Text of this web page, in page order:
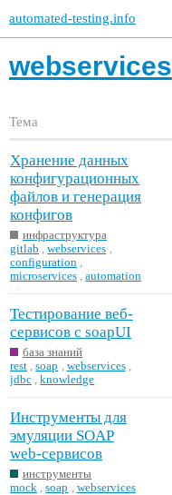
automated-testing.info
webservices
Тема
Хранение данных
конфигурационных
файлов и генерация
конфигов
инфраструктура
gitlab
,webservices
configuration
microservices ,automation
Тестирование веб-
сервисов с soapUI
база знаний
rest ,soap webservices
jdbc ,knowledge
Инструменты для
эмуляции SOAP
web-сервисов
инструменты
mock
,soap webservices